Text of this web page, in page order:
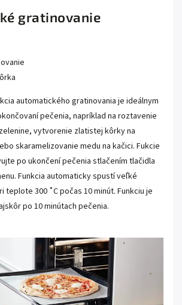
gratinovanie
automatického gratinovania je ideálnym
pečenia, napríklad na roztavenie
vytvorenie zlatistej kôrky na
skaramelizovanie medu na kačici. Fukcie
po ukončení pečenia stlačením tlačidla
Funkcia automaticky spustí veľké
300 ˚C počas 10 minút. Funkciu je
po 10 minútach pečenia.